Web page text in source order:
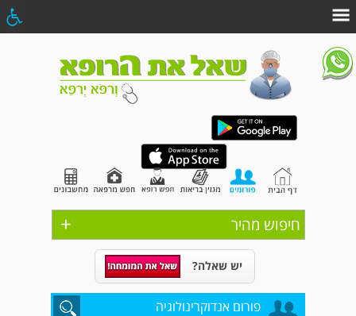
+ חיפוש מהיר
יש שאלה?
פורום אנדוקרינולוגיה